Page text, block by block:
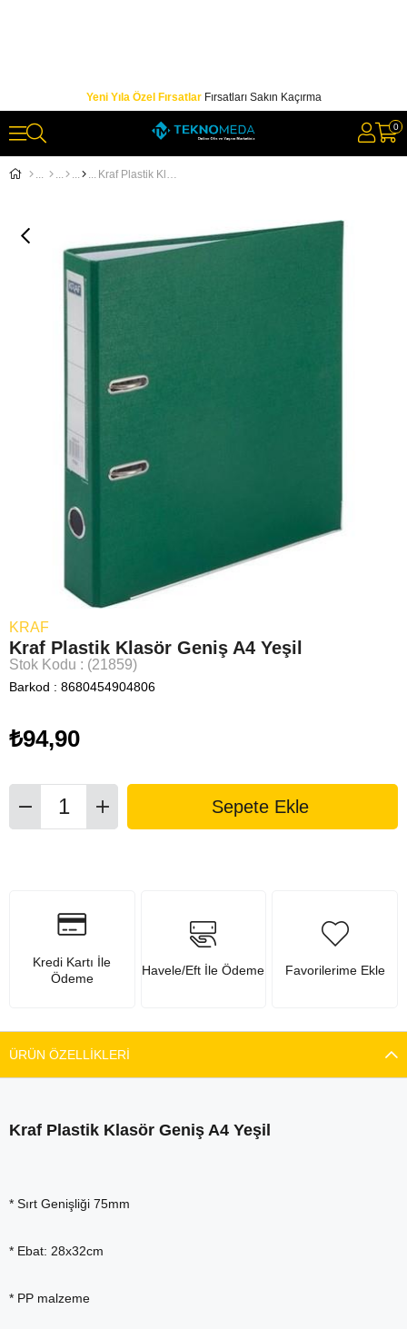
Yeni Yıla Özel FırsatlarFırsatları Sakın Kaçırma
0
Kraf Plastik Klasör Geniş A4 Yeşil
KRAF
Kraf Plastik Klasör Geniş A4 Yeşil
Stok Kodu (21859)
Barkod : 8680454904806
₺94,90
Kredi Kartı İle
Ödeme
Havele/Eft İle Ödeme Favorilerime Ekle
ÜRÜN ÖZELLIKLERI
Kraf Plastik Klasör Geniş A4 Yeşil
* Sırt Genişliği 75mm
* Ebat: 28x32cm
* PP malzeme